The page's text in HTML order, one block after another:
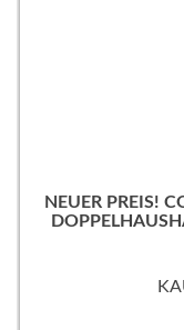
NEUER PREIS!